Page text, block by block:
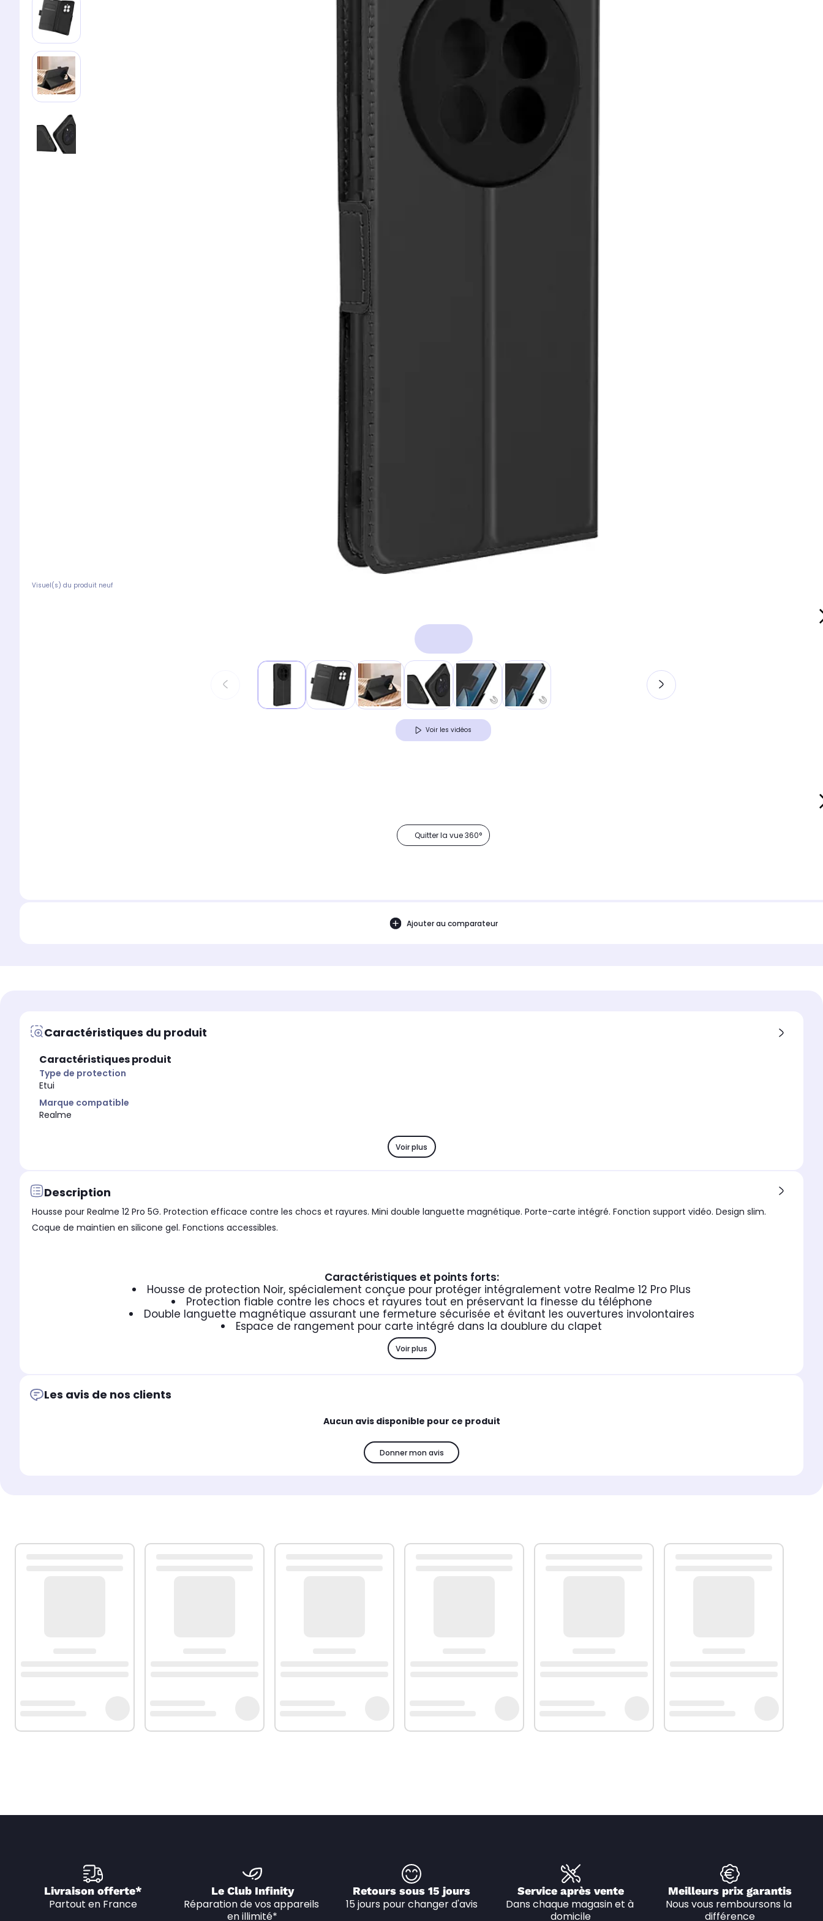
Visuel(s) du produit neuf
Voir les vidéos
Quitter la vue 360°
Ajouter au comparateur
Caractéristiques du produit
Caractéristiques produit
Type de protection
Etui
Marque compatible
Realme
Voir plus
Description
Housse pour Realme 12 Pro 5G. Protection efficace contre les chocs et rayures. Mini double languette magnétique. Porte-carte intégré. Fonction support vidéo. Design slim.
Coque de maintien en silicone gel. Fonctions accessibles.
Caractéristiques et points forts:
Housse de protection Noir, spécialement conçue pour protéger intégralement votre Realme 12 Pro Plus
Protection fiable contre les chocs et rayures tout en préservant la finesse du téléphone
Double languette magnétique assurant une fermeture sécurisée et évitant les ouvertures involontaires
Espace de rangement pour carte intégré dans la doublure du clapet
Voir plus
Les avis de nos clients
Aucun avis disponible pour ce produit
Donner mon avis
Livraison offerte*
Partout en France
Le Club Infinity
Réparation de vos appareils
en illimité*
Retours sous 15 jours
15 jours pour changer d'avis
Service après vente
Dans chaque magasin et à
domicile
Meilleurs prix garantis
Nous vous remboursons la
différence